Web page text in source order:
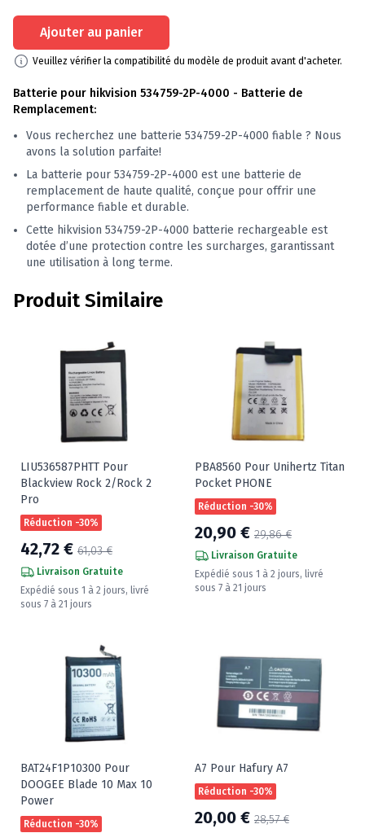
Ajouter au panier
Veuillez vérifier la compatibilité du modèle de produit avant d'acheter.
Batterie pour hikvision 534759-2P-4000 - Batterie de
Remplacement:
Vous recherchez une batterie 534759-2P-4000 fiable ? Nous
avons la solution parfaite!
La batterie pour 534759-2P-4000 est une batterie de
remplacement de haute qualité, conçue pour offrir une
performance fiable et durable.
Cette hikvision 534759-2P-4000 batterie rechargeable est
dotée d’une protection contre les surcharges, garantissant
une utilisation à long terme.
Produit Similaire
LIU536587PHTT Pour
Blackview Rock 2/Rock 2
Pro
Réduction -30%
42,72 € 61,03 €
Livraison Gratuite
Expédié sous 1 à 2 jours, livré
sous 7 à 21 jours
PBA8560 Pour Unihertz Titan
Pocket PHONE
Réduction -30%
20,90 € 29,86 €
Livraison Gratuite
Expédié sous 1 à 2 jours, livré
sous 7 à 21 jours
BAT24F1P10300 Pour
DOOGEE Blade 10 Max 10
Power
Réduction -30%
A7 Pour Hafury A7
Réduction -30%
20,00 € 28,57 €